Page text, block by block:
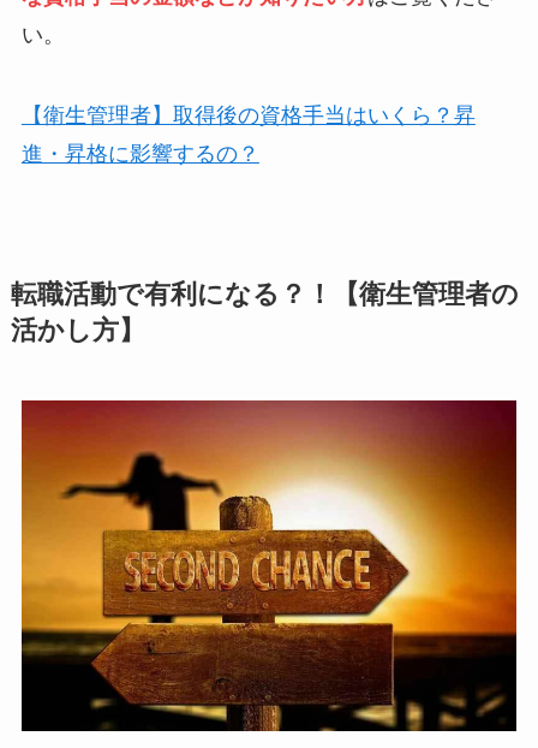
い。
【衛生管理者】取得後の資格手当はいくら？昇
進・昇格に影響するの？
転職活動で有利になる？！【衛生管理者の
活かし方】